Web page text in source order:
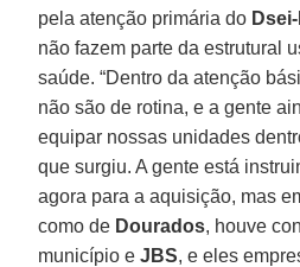
pela atenção primária do
não fazem parte da estrutural
saúde. “Dentro da atenção
não são de rotina, e a gente
equipar nossas unidades
que surgiu. A gente está
agora para a aquisição, mas
como de Dourados, houve
município eJBS, e eles